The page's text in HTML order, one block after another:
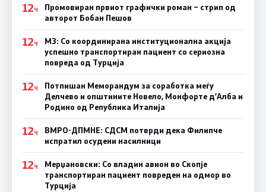
12Ч
Промовиран првиот графички роман – стрип од
авторот Бобан Пешов
12Ч
МЗ: Со координирана институционална акција
успешно транспортиран пациент со сериозна
повреда од Турција
12Ч
Потпишан Меморандум за соработка меѓу
Делчево и општините Новело, Монфорте д’Алба и
Родино од Република Италија
12Ч
ВМРО-ДПМНЕ: СДСM потврди дека Филипче
испратил осудени насилници
12Ч
Мерџановски: Со владин авион во Скопје
транспортиран пациент повреден на одмор во
Турција